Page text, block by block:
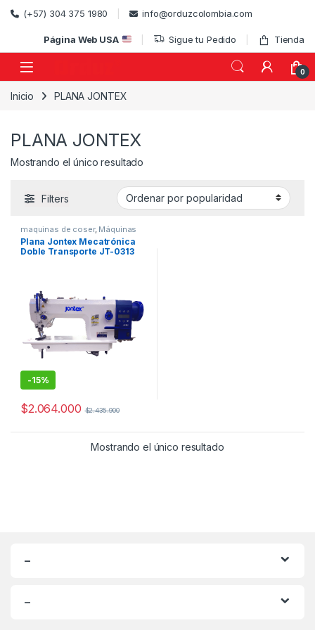
Skip to navigation
Skip to content
(+57) 304 375 1980 info@orduzcolombia.com
Página Web USA Sigue tu Pedido Tienda
0
Inicio PLANA JONTEX
PLANA JONTEX
Mostrando el único resultado
Filters
maquinas de coser, Máquinas
de Coser Industriales , PLANA
PLANA DOBLE TRANSPORTE,
PLANA JONTEX,PLANAS
Plana Jontex Mecatrónica
Doble Transporte JT-0313
-15%
$2.064.000 $2.435.900
Mostrando el único resultado
–
–